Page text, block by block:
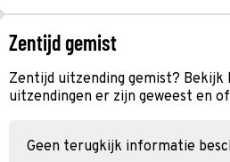
Zentijd gemist
Zentijd uitzending gemist?
uitzendingen er zijn geweest en
Geen terugkijk informatie